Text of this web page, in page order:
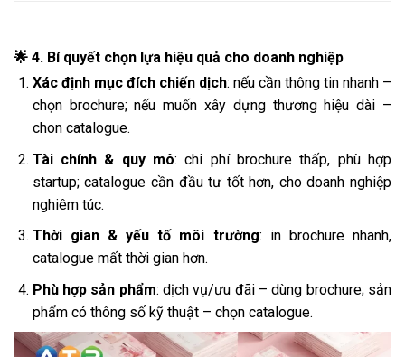
🌟 4. Bí quyết chọn lựa hiệu quả cho doanh nghiệp
Xác định mục đích chiến dịch: nếu cần thông tin nhanh –
chọn brochure; nếu muốn xây dựng thương hiệu dài –
chon catalogue.
Tài chính & quy mô: chi phí brochure thấp, phù hợp
startup; catalogue cần đầu tư tốt hơn, cho doanh nghiệp
nghiêm túc.
Thời gian & yếu tố môi trường: in brochure nhanh,
catalogue mất thời gian hơn.
Phù hợp sản phẩm: dịch vụ/ưu đãi – dùng brochure; sản
phẩm có thông số kỹ thuật – chọn catalogue.